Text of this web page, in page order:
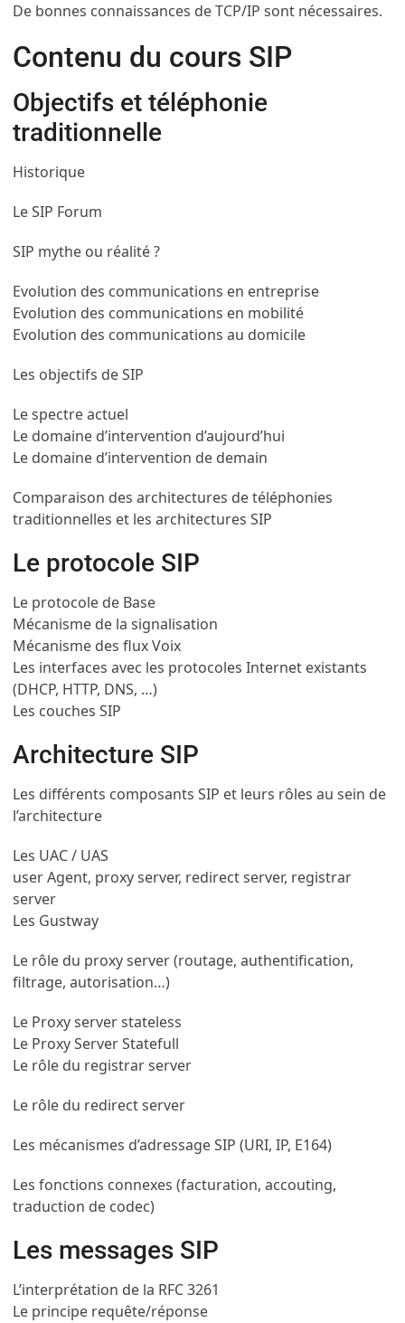
De bonnes connaissances de TCP/IP sont nécessaires.
Contenu du cours SIP
Objectifs et téléphonie
traditionnelle
Historique
Le SIP Forum
SIP mythe ou réalité ?
Evolution des communications en entreprise
Evolution des communications en mobilité
Evolution des communications au domicile
Les objectifs de SIP
Le spectre actuel
Le domaine d’intervention d’aujourd’hui
Le domaine d’intervention de demain
Comparaison des architectures de téléphonies
traditionnelles et les architectures SIP
Le protocole SIP
Le protocole de Base
Mécanisme de la signalisation
Mécanisme des flux Voix
Les interfaces avec les protocoles Internet existants
(DHCP, HTTP, DNS, …)
Les couches SIP
Architecture SIP
Les différents composants SIP et leurs rôles au sein de
l’architecture
Les UAC / UAS
user Agent, proxy server, redirect server, registrar
server
Les Gustway
Le rôle du proxy server (routage, authentification,
filtrage, autorisation…)
Le Proxy server stateless
Le Proxy Server Statefull
Le rôle du registrar server
Le rôle du redirect server
Les mécanismes d’adressage SIP (URI, IP, E164)
Les fonctions connexes (facturation, accouting,
traduction de codec)
Les messages SIP
L’interprétation de la RFC 3261
Le principe requête/réponse